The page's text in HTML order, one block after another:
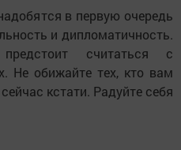
в первую очередь
и дипломатичность.
считаться с
Не обижайте тех, кто вам
кстати. Радуйте себя